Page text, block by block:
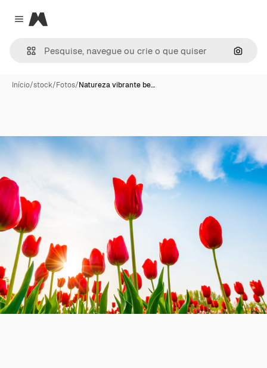
Close menu
Magnific
Início/stock/Fotos/Natureza vibrante be…